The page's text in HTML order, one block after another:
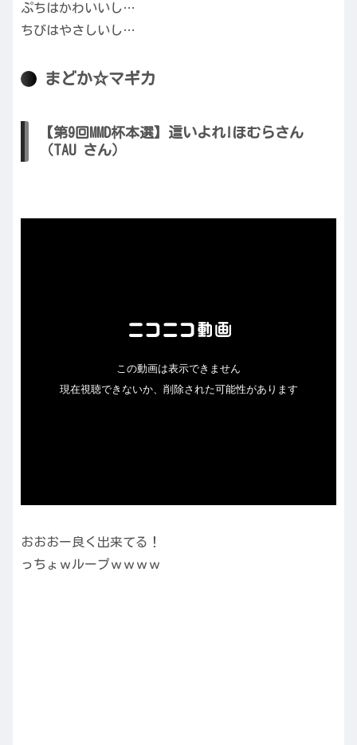
ぷちはかわいいし…
ちびはやさしいし…
まどか☆マギカ
【第9回MMD杯本選】這いよれ!ほむらさん
（TAU さん）
おおおー良く出来てる！
っちょｗループｗｗｗｗ